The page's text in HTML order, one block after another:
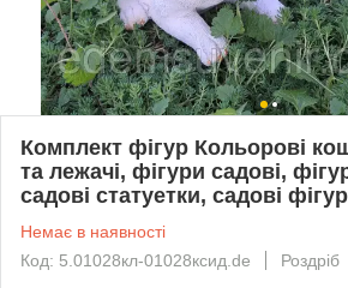
Комплект фігур Кольорові
та лежачі, фігури садові,
садові статуетки, садові
Немає в наявності
Код: 5.01028кл-01028ксид.de
Роздріб